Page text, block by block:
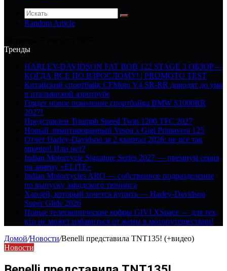
Random Article
Тренды
HARLEY-DAVIDSON FAT BOB 122 STAGE 3 ОБЗОР—
КОГДА ВСЕ ПО ВЗРОСЛОМУ! | PROMOTO TEST
Китайский спортбайк CFMoto V4 SR-RR доводят до ума
в итальянской аэротрубе
Грядет новое поколение спортбайка BMW S1000RR
2027!
Представлен Triumph Speed Twin 1200 TFC 2027
Новый лимитированный Vespa x Gigi Primavera 125
Отчёт Harley-Davidson за 2 квартал 2026: не всё так
мрачно! Или нет?
Indian Motorcycle Signature Series 2027 — премиум серия
на замену «ELITE»
Indian Motorcycles ARO — собственное подразделение
по выпуску заводского тюнинга
Харлей, который хочется купить — Harley-Davidson
Super Glide 2026
Новые телескопические кофры GIVI XSpace — для тех,
кто не может избавиться от жены в мотопутешествии!
Домой/Новости/Benelli представила TNT135! (+видео)
Новости